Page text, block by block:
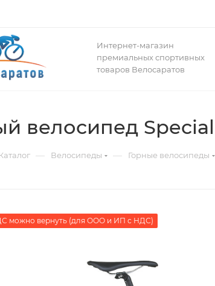
Интернет-магазин
премиальных спортивных
товаров Велосаратов
велосипед
— Велосипеды — Горные велосипеды
можно вернуть (для ООО и ИП с НДС)